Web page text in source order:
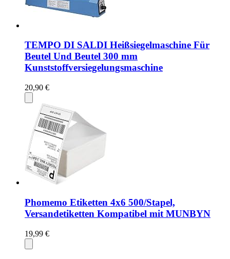
TEMPO DI SALDI Heißsiegelmaschine Für
Beutel Und Beutel 300 mm
Kunststoffversiegelungsmaschine
20,90 €
Phomemo Etiketten 4x6 500/Stapel,
Versandetiketten Kompatibel mit MUNBYN
19,99 €